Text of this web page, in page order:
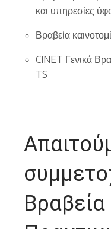
και υπηρεσίες
Βραβεία
CINET Γενικά
TS